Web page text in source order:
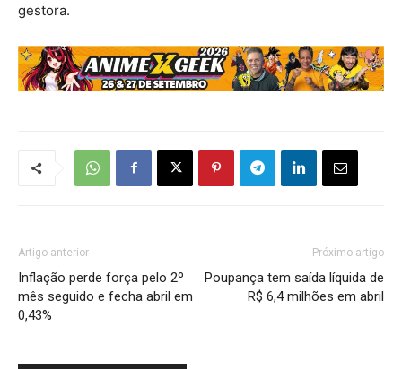
gestora.
Artigo anterior
Inflação perde força pelo 2º
mês seguido e fecha abril em
0,43%
Próximo artigo
Poupança tem saída líquida de
R$ 6,4 milhões em abril